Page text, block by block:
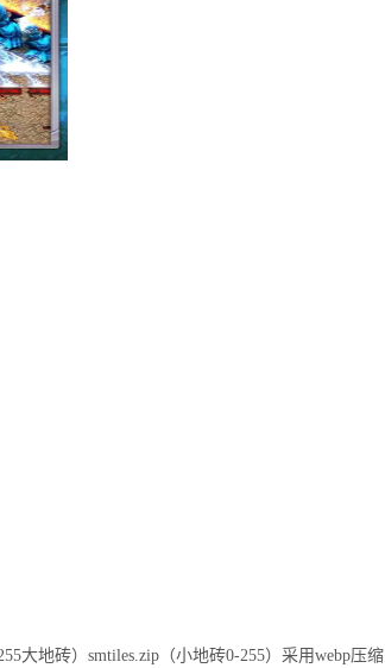
大地砖）smtiles.zip（小地砖0-255）采用webp压缩